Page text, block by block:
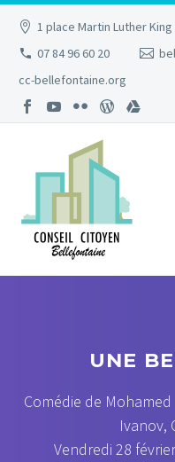
1 place Martin Luther King
07 84 96 60 20
cc-bellefontaine.org
UNE
Comédie de
Ivanov‎,
Vendredi 28